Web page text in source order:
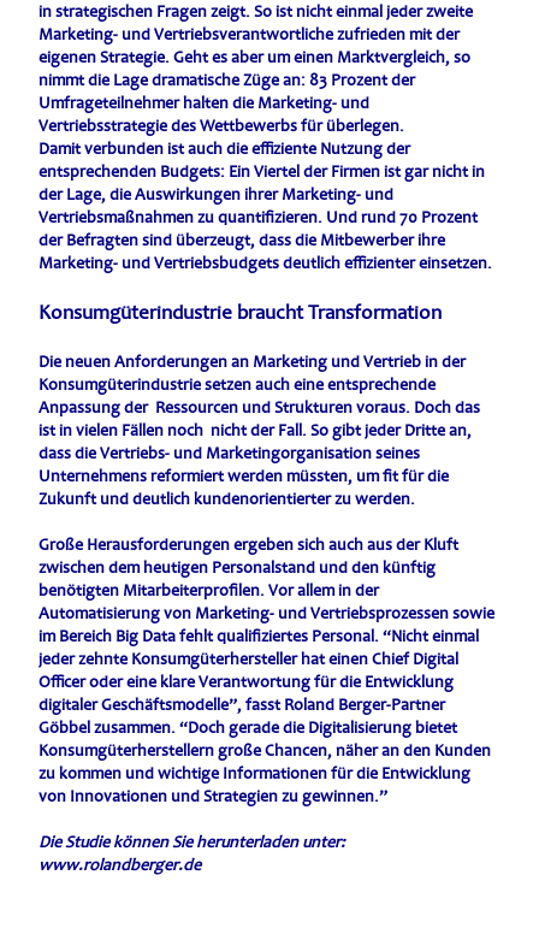
in strategischen Fragen zeigt. So ist nicht einmal jeder zweite
Marketing- und Vertriebsverantwortliche zufrieden mit der
eigenen Strategie. Geht es aber um einen Marktvergleich, so
nimmt die Lage dramatische Züge an: 83 Prozent der
Umfrageteilnehmer halten die Marketing- und
Vertriebsstrategie des Wettbewerbs für überlegen.
Damit verbunden ist auch die effiziente Nutzung der
entsprechenden Budgets: Ein Viertel der Firmen ist gar nicht in
der Lage, die Auswirkungen ihrer Marketing- und
Vertriebsmaßnahmen zu quantifizieren. Und rund 70 Prozent
der Befragten sind überzeugt, dass die Mitbewerber ihre
Marketing- und Vertriebsbudgets deutlich effizienter einsetzen.
Konsumgüterindustrie braucht Transformation
Die neuen Anforderungen an Marketing und Vertrieb in der
Konsumgüterindustrie setzen auch eine entsprechende
Anpassung der Ressourcen und Strukturen voraus. Doch das
ist in vielen Fällen noch nicht der Fall. So gibt jeder Dritte an,
dass die Vertriebs- und Marketingorganisation seines
Unternehmens reformiert werden müssten, um fit für die
Zukunft und deutlich kundenorientierter zu werden.
Große Herausforderungen ergeben sich auch aus der Kluft
zwischen dem heutigen Personalstand und den künftig
benötigten Mitarbeiterprofilen. Vor allem in der
Automatisierung von Marketing- und Vertriebsprozessen sowie
im Bereich Big Data fehlt qualifiziertes Personal. “Nicht einmal
jeder zehnte Konsumgüterhersteller hat einen Chief Digital
Officer oder eine klare Verantwortung für die Entwicklung
digitaler Geschäftsmodelle”, fasst Roland Berger-Partner
Göbbel zusammen. “Doch gerade die Digitalisierung bietet
Konsumgüterherstellern große Chancen, näher an den Kunden
zu kommen und wichtige Informationen für die Entwicklung
von Innovationen und Strategien zu gewinnen.”
Die Studie können Sie herunterladen unter:
www.rolandberger.de